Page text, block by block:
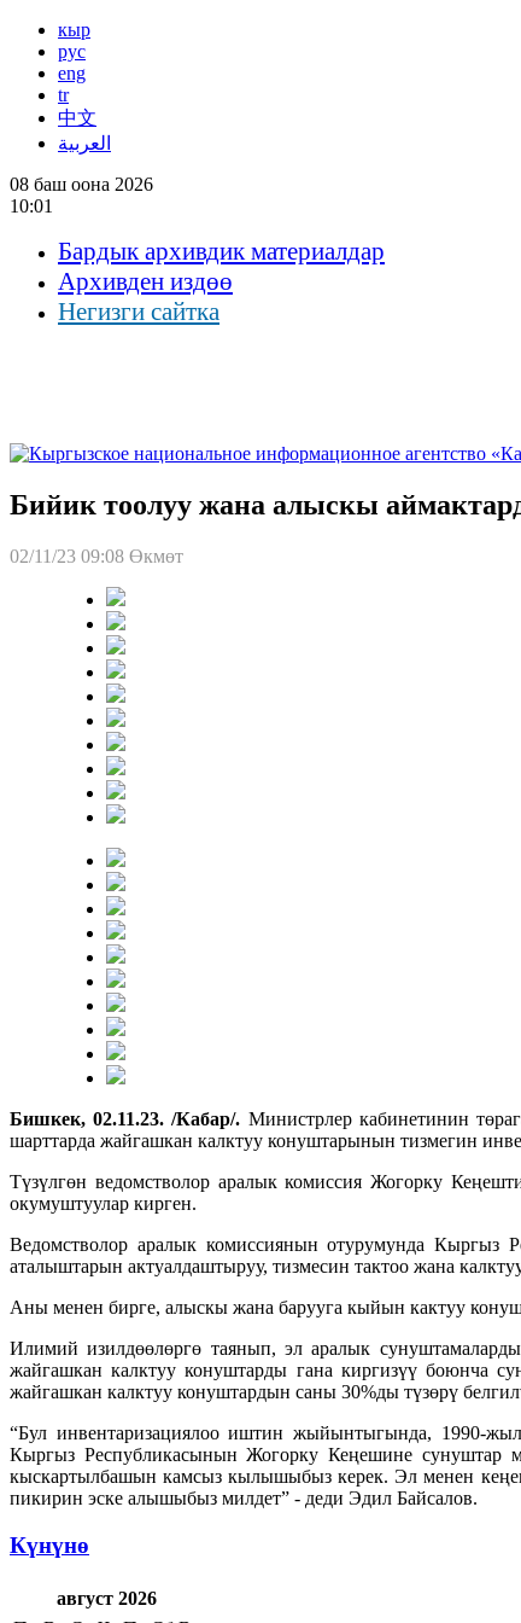
кыр
рус
eng
tr
中文
العربية
08 баш оона 2026
10:01
Бардык архивдик материалдар
Архивден издөө
Негизги сайтка
Бийик тоолуу жана алыскы
02/11/23 09:08 Өкмөт
Бишкек, 02.11.23. /Кабар/. Министрлер кабинетинин
шарттарда жайгашкан калктуу конуштарынын тизмегин
Түзүлгөн ведомстволор аралык комиссия Жогорку
окумуштуулар кирген.
Ведомстволор аралык комиссиянын отурумунда Кыргыз
аталыштарын актуалдаштыруу, тизмесин тактоо жана
Аны менен бирге, алыскы жана барууга кыйын кактуу
Илимий изилдөөлөргө таянып, эл аралык
жайгашкан калктуу конуштарды гана киргизүү боюнча
жайгашкан калктуу конуштардын саны 30%ды түзөрү
“Бул инвентаризациялоо иштин жыйынтыгында, 1990-
Кыргыз Республикасынын Жогорку Кеңешине сунуштар
кыскартылбашын камсыз кылышыбыз керек. Эл менен
пикирин эске алышыбыз милдет” - деди Эдил Байсалов.
Күнүнө
август 2026